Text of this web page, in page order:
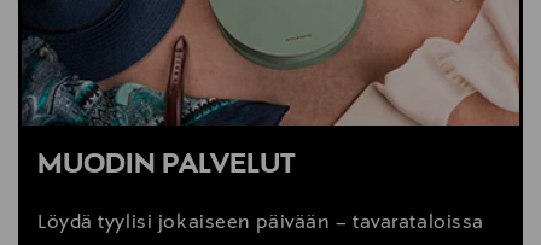
MUODIN PALVELUT
Löydä tyylisi jokaiseen päivään – tavarataloissa